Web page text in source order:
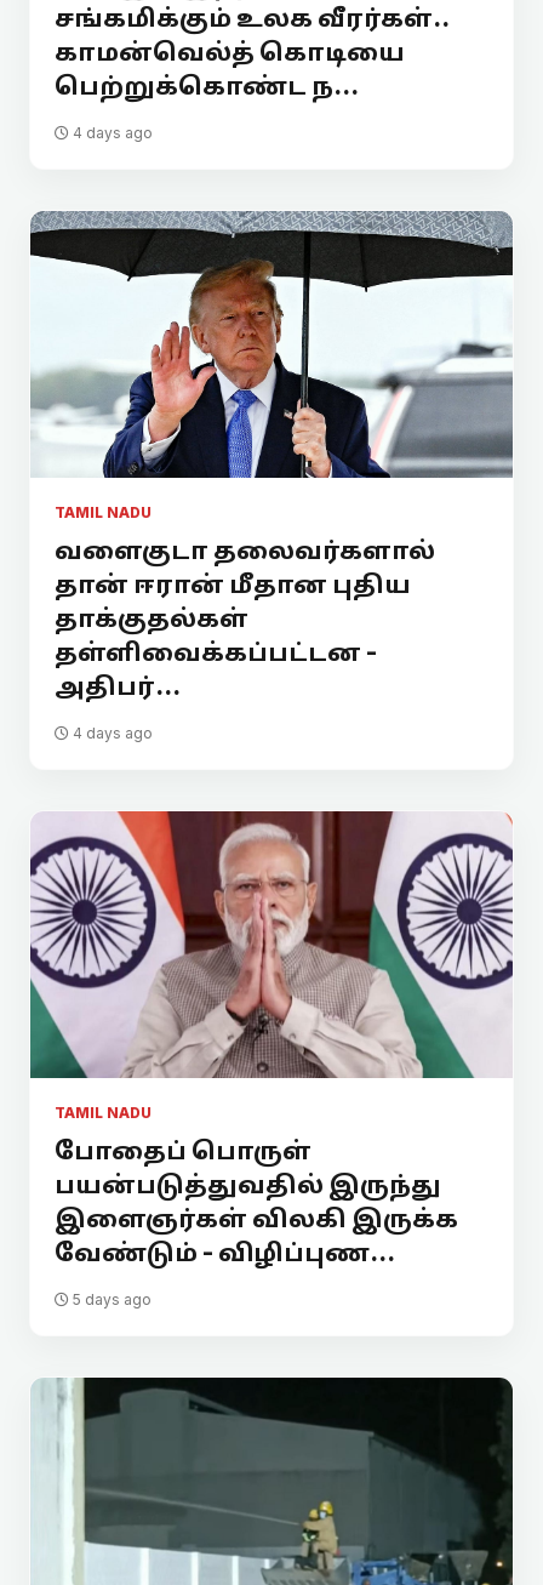
சங்கமிக்கும் உலக வீரர்கள்..
காமன்வெல்த் கொடியை
பெற்றுக்கொண்ட ந...
4 days ago
TAMIL NADU
வளைகுடா தலைவர்களால்
தான் ஈரான் மீதான புதிய
தாக்குதல்கள்
தள்ளிவைக்கப்பட்டன -
அதிபர்...
4 days ago
TAMIL NADU
போதைப் பொருள்
பயன்படுத்துவதில் இருந்து
இளைஞர்கள் விலகி இருக்க
வேண்டும் - விழிப்புண...
5 days ago